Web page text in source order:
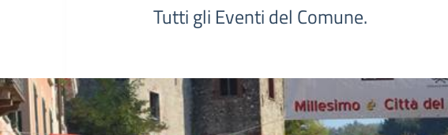
Tutti gli Eventi del Comune.